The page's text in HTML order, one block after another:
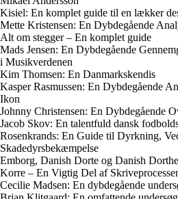
Kisiel: En komplet guide til en lækker
Mette Kristensen: En Dybdegående
Alt om stegger – En komplet guide
Mads Jensen: En Dybdegående
i Musikverdenen
Kim Thomsen: En Danmarkskendis
Kasper Rasmussen: En Dybdegående
Ikon
Johnny Christensen: En Dybdegående
Jacob Skov: En talentfuld dansk
Rosenkrands: En Guide til Dyrkning,
Skadedyrsbekæmpelse
Emborg, Danish Dorte og Danish
Korre – En Vigtig Del af
Cecilie Madsen: En dybdegående